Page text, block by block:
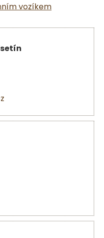
vozíkem